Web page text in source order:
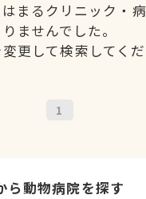
まるクリニック・
りませんでした。
更して検索してくだ
1
ら動物病院を探す